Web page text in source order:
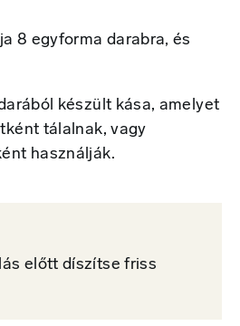
8 egyforma darabra, és
készült kása, amelyet
tálalnak, vagy
használják.
előtt díszítse friss